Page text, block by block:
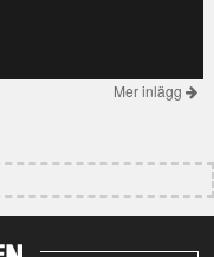
Mer inlägg